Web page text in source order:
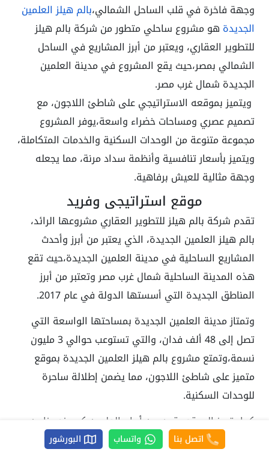
وجهة فاخرة في قلب الساحل الشمالي،بالم هيلز العلمين
الجديدة هو مشروع ساحلي متطور من شركة بالم هيلز
للتطوير العقاري، ويعتبر من أبرز المشاريع في الساحل
الشمالي بمصر،حيث يقع المشروع في مدينة العلمين
الجديدة شمال غرب مصر.
ويتميز بموقعه الاستراتيجي على شاطئ اللاجون، مع
تصميم عصري ومساحات خضراء واسعة،يوفر المشروع
مجموعة متنوعة من الوحدات السكنية والخدمات المتكاملة،
ويتميز بأسعار تنافسية وأنظمة سداد مرنة، مما يجعله
وجهة مثالية للعيش برفاهية.
موقع استراتيجي وفريد
تقدم شركة بالم هيلز للتطوير العقاري مشروعها الرائد،
بالم هيلز العلمين الجديدة، الذي يعتبر من أبرز وأحدث
المشاريع الساحلية في مدينة العلمين الجديدة،حيث تقع
هذه المدينة الساحلية شمال غرب مصر وتعتبر من أبرز
المناطق الجديدة التي أسستها الدولة في عام 2017.
وتمتاز مدينة العلمين الجديدة بمساحتها الواسعة التي
تصل إلى 48 ألف فدان، والتي تستوعب حوالي 3 مليون
نسمة،وتمتع مشروع بالم هيلز العلمين الجديدة بموقع
متميز على شاطئ اللاجون، مما يضمن إطلالة ساحرة
للوحدات السكنية.
كما يتميز الموقع بقربه من أبراج العلمين كمبوند مزارين
العلمين، كما أنه يسهل الوصول إليه عبر العديد من الطرق
اتصل بنا واتساب البورشور